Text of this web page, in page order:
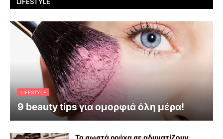
LIFESTYLE
9 beauty tips για ομορφιά όλη μέρα!
Τα σωστά ρούχα σε αδυνατίζουν